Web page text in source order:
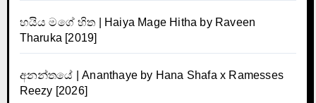
හයිය මගේ හිත | Haiya Mage Hitha by Raveen
Tharuka [2019]
අනන්තයේ | Ananthaye by Hana Shafa x Ramesses
Reezy [2026]